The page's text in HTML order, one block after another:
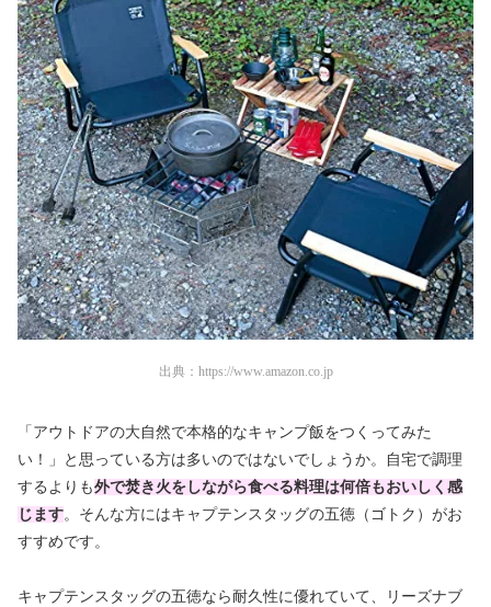
出典： https://www.amazon.co.jp
「アウトドアの大自然で本格的なキャンプ飯をつくってみた
い！」と思っている方は多いのではないでしょうか。自宅で調理
するよりも外で焚き火をしながら食べる料理は何倍もおいしく感
じます。そんな方にはキャプテンスタッグの五徳（ゴトク）がお
すすめです。
キャプテンスタッグの五徳なら耐久性に優れていて、リーズナブ